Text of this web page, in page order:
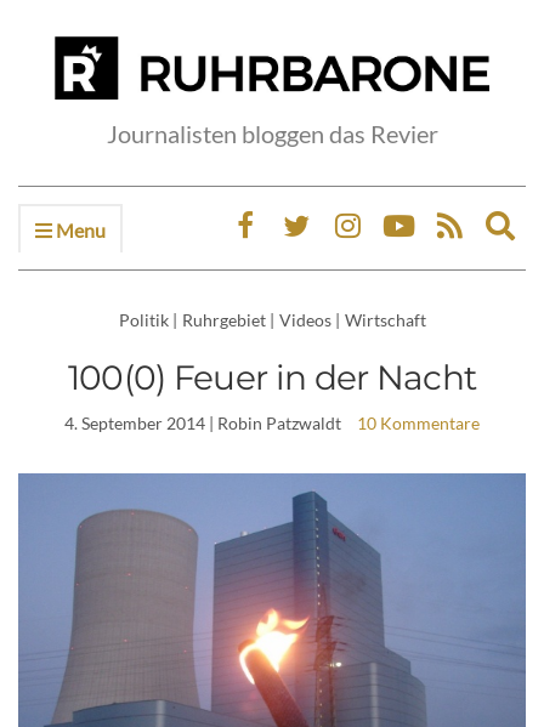
Journalisten bloggen das Revier
Menu
Politik | Ruhrgebiet | Videos | Wirtschaft
100(0) Feuer in der Nacht
4. September 2014 | Robin Patzwaldt 10 Kommentare